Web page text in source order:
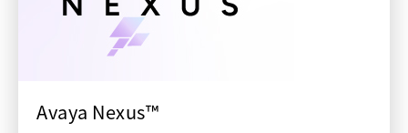
Avaya Nexus™